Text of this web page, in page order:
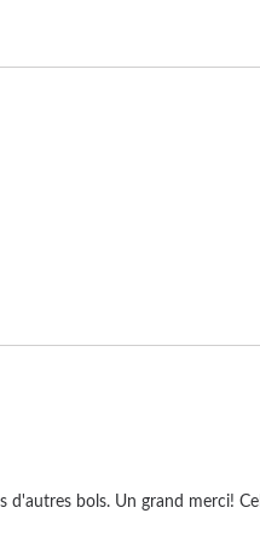
d'autres bols. Un grand merci!